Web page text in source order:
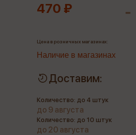
470 ₽
Цена в розничных магазинах:
Наличие в магазинах
Доставим:
Количество: до 4 штук
до 9 августа
Количество: до 10 штук
до 20 августа